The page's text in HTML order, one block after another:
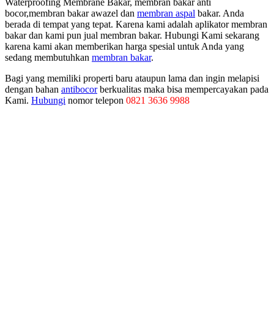
bocor,membran bakar awazel dan membran aspal bakar. Anda
berada di tempat yang tepat. Karena kami adalah aplikator membran
bakar dan kami pun jual membran bakar. Hubungi Kami sekarang
karena kami akan memberikan harga spesial untuk Anda yang
sedang membutuhkan membran bakar.
Bagi yang memiliki properti baru ataupun lama dan ingin melapisi
dengan bahan antibocorberkualitas maka bisa mempercayakan pada
Kami. Hubungi nomor telepon 0821 3636 9988